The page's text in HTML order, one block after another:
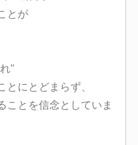
とが
"
にとどまらず、
ことを信念としていま